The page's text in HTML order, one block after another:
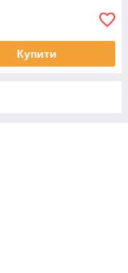
Купити